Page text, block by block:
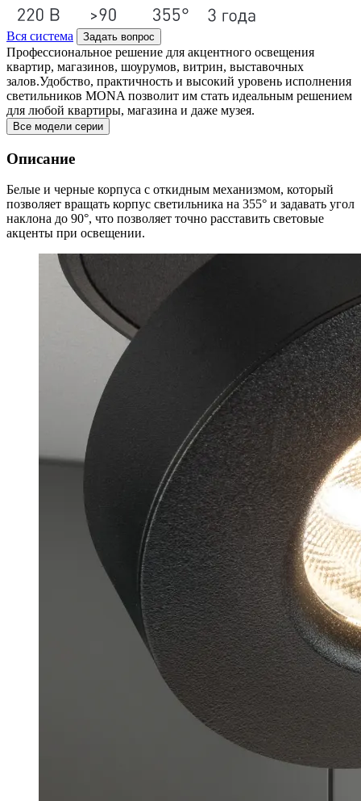
Вся система Задать вопрос
Профессиональное решение для акцентного освещения
квартир, магазинов, шоурумов, витрин, выставочных
залов.Удобство, практичность и высокий уровень исполнения
светильников MONA позволит им стать идеальным решением
для любой квартиры, магазина и даже музея.
Все модели серии
Описание
Белые и черные корпуса с откидным механизмом, который
позволяет вращать корпус светильника на 355° и задавать угол
наклона до 90°, что позволяет точно расставить световые
акценты при освещении.